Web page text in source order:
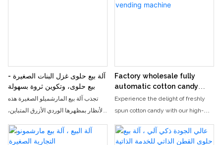
آلة بيع حلوى غزل البنات الصغيرة -
بيع حلوى، وتكوين ثروة بسهولة
تجذب آلة بيع المارشميلو الصغيرة هذه
الأنظار بمظهرها الوردي الأزرق المتباين،
بنظام ذكي، يُمكن للمستهلكين لمس
Factory wholesale fully
automatic cotton candy
machine, pink cotton candy
vending machine
Experience the delight of freshly
spun cotton candy with our high-
service vending machine. Perfect